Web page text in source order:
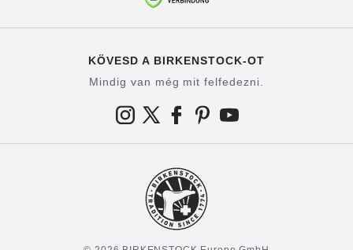
KÖVESD A BIRKENSTOCK-OT
Mindig van még mit felfedezni.